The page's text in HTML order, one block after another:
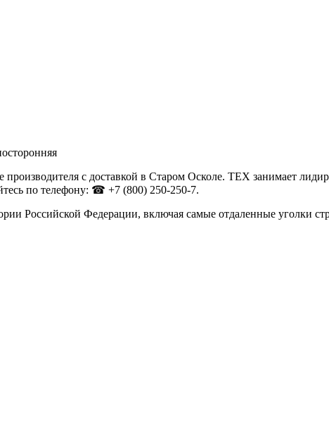
с доставкой в Старом Осколе. ТЕХ занимает
по телефону: ☎ +7 (800) 250-250-7.
Российской Федерации, включая самые отдаленные уголки